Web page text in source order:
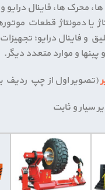
محرک ها، فاینال درایو و
یا دمونتاژ قطعات
و فاینال درایو؛
و موارد متعدد دیگر.
(تصویر اول از چپ ردیف
سیار و ثابت